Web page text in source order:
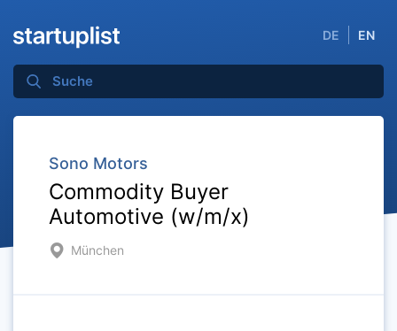
DE EN
Sono Motors
Commodity Buyer
Automotive (w/m/x)
München